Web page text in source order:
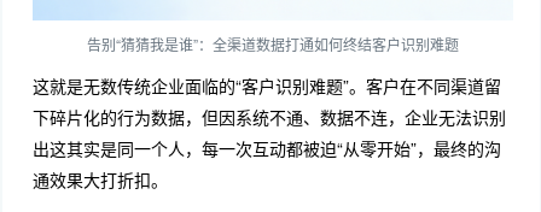
告别“猜猜我是谁”：全渠道数据打通如何终结客户识别难题
这就是无数传统企业面临的“客户识别难题”。客户在不同渠道留
下碎片化的行为数据，但因系统不通、数据不连，企业无法识别
出这其实是同一个人，每一次互动都被迫“从零开始”，最终的沟
通效果大打折扣。